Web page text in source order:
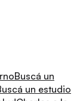
Buscá un
un estudio